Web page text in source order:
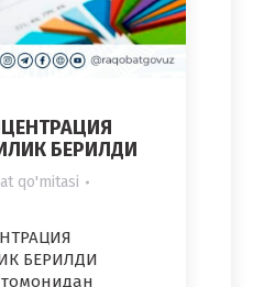
БЕРИЛДИ
qo'mitasi
БЕРИЛДИ
томонидан